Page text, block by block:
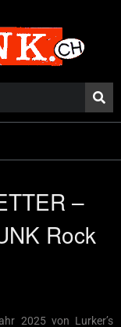
–
Rock
2025 von Lurker’s